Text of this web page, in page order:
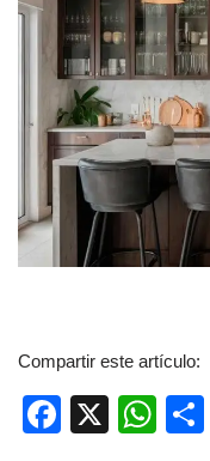
Compartir este artículo:
F
X
W